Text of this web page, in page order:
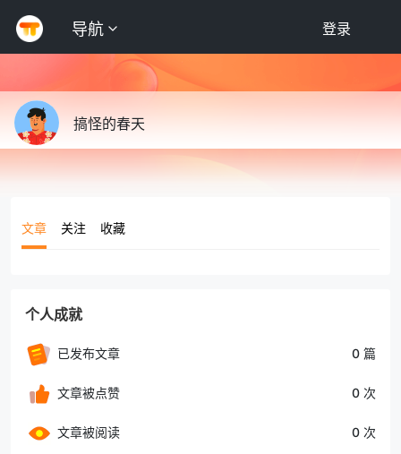
导航 登录
搞怪的春天
文章 关注 收藏
个人成就
已发布文章 0 篇
文章被点赞 0 次
文章被阅读 0 次